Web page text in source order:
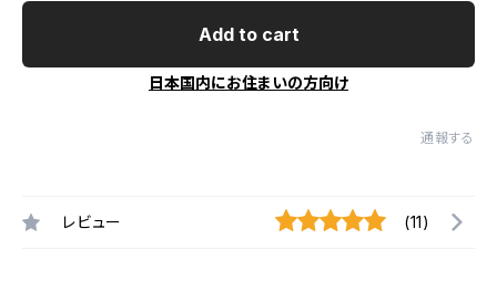
Add to cart
日本国内にお住まいの方向け
通報する
レビュー (11)